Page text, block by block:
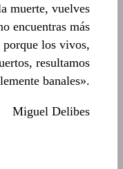
muerte, vuelves
encuentras más
los vivos,
resultamos
banales».
Miguel Delibes